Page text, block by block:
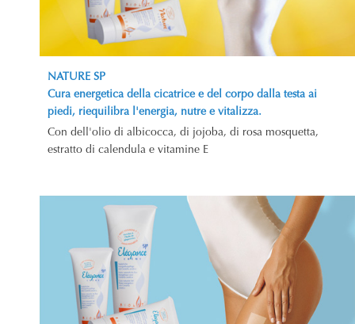
NATURE SP
Cura energetica della cicatrice e del corpo dalla testa ai
piedi, riequilibra l'energia, nutre e vitalizza.
Con dell'olio di albicocca, di jojoba, di rosa mosquetta,
estratto di calendula e vitamine E